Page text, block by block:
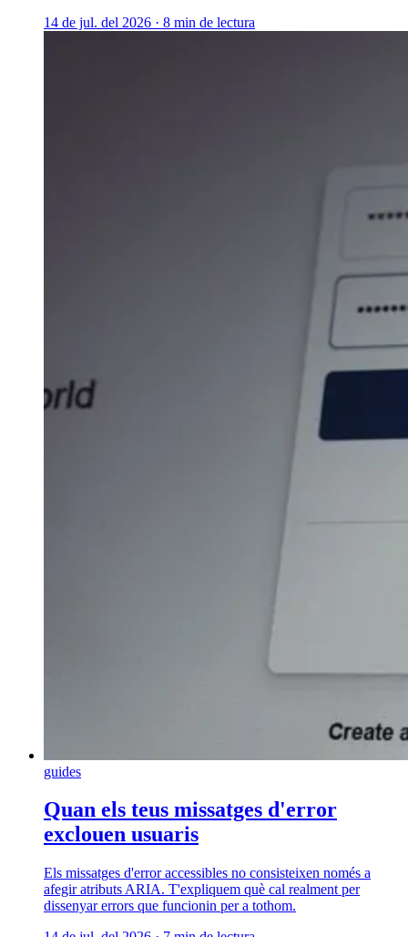
14 de jul. del 2026 · 8 min de lectura
guides
Quan els teus missatges d'error
exclouen usuaris
Els missatges d'error accessibles no consisteixen només a
afegir atributs ARIA. T'expliquem què cal realment per
dissenyar errors que funcionin per a tothom.